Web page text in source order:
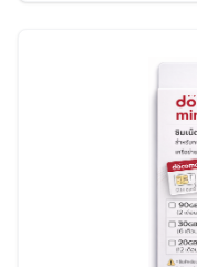
5GB หากใช้ครบ 5GB ความ
สัญญาน Rakuten ความเร็ว